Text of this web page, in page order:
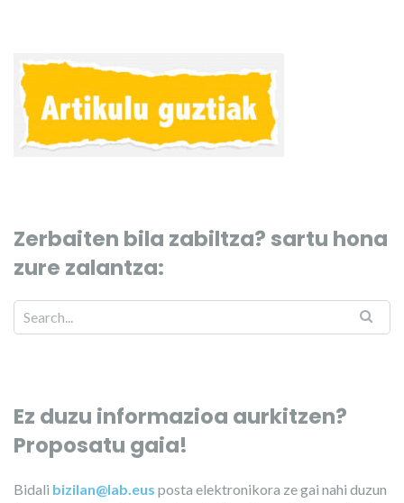
Zerbaiten bila zabiltza? sartu hona
zure zalantza:
Ez duzu informazioa aurkitzen?
Proposatu gaia!
Bidali bizilan@lab.eus posta elektronikora ze gai nahi duzun